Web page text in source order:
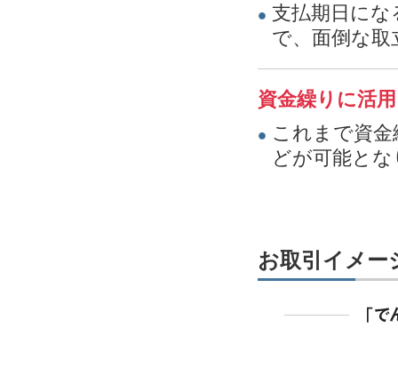
支払期日にな
で、面倒な取
資金繰りに活
これまで資
どが可能と
お取引イメー